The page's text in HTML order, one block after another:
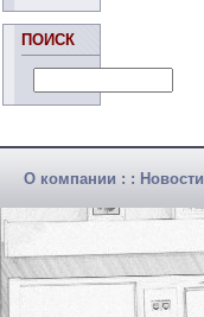
ПОИСК
О компании : : Новости